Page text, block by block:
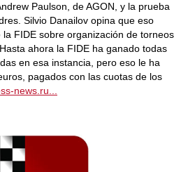
Paulson, de AGON, y la prueba
Silvio Danailov opina que eso
FIDE sobre organización de torneos
ahora la FIDE ha ganado todas
en esa instancia, pero eso le ha
pagados con las cuotas de los
news.ru...